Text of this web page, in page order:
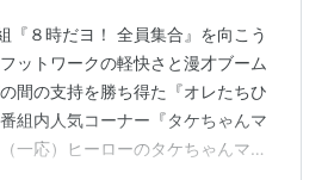
『８時だヨ！ 全員集合』を向こう
ットワークの軽快さと漫才ブーム
間の支持を勝ち得た『オレたちひ
組内人気コーナー『タケちゃんマ
一応）ヒーローのタケちゃんマン